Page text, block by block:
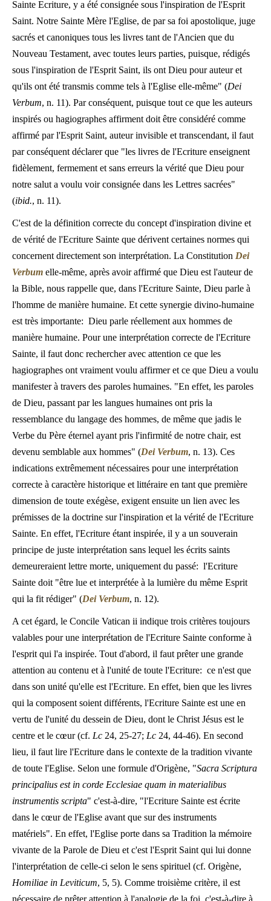
Sainte Ecriture, y a été consignée sous l'inspiration de l'Esprit
Saint. Notre Sainte Mère l'Eglise, de par sa foi apostolique, juge
sacrés et canoniques tous les livres tant de l'Ancien que du
Nouveau Testament, avec toutes leurs parties, puisque, rédigés
sous l'inspiration de l'Esprit Saint, ils ont Dieu pour auteur et
qu'ils ont été transmis comme tels à l'Eglise elle-même" (Dei
Verbum, n. 11). Par conséquent, puisque tout ce que les auteurs
inspirés ou hagiographes affirment doit être considéré comme
affirmé par l'Esprit Saint, auteur invisible et transcendant, il faut
par conséquent déclarer que "les livres de l'Ecriture enseignent
fidèlement, fermement et sans erreurs la vérité que Dieu pour
notre salut a voulu voir consignée dans les Lettres sacrées"
(ibid., n. 11).
C'est de la définition correcte du concept d'inspiration divine et
de vérité de l'Ecriture Sainte que dérivent certaines normes qui
concernent directement son interprétation. La Constitution Dei
Verbum elle-même, après avoir affirmé que Dieu est l'auteur de
la Bible, nous rappelle que, dans l'Ecriture Sainte, Dieu parle à
l'homme de manière humaine. Et cette synergie divino-humaine
est très importante: Dieu parle réellement aux hommes de
manière humaine. Pour une interprétation correcte de l'Ecriture
Sainte, il faut donc rechercher avec attention ce que les
hagiographes ont vraiment voulu affirmer et ce que Dieu a voulu
manifester à travers des paroles humaines. "En effet, les paroles
de Dieu, passant par les langues humaines ont pris la
ressemblance du langage des hommes, de même que jadis le
Verbe du Père éternel ayant pris l'infirmité de notre chair, est
devenu semblable aux hommes" (Dei Verbum, n. 13). Ces
indications extrêmement nécessaires pour une interprétation
correcte à caractère historique et littéraire en tant que première
dimension de toute exégèse, exigent ensuite un lien avec les
prémisses de la doctrine sur l'inspiration et la vérité de l'Ecriture
Sainte. En effet, l'Ecriture étant inspirée, il y a un souverain
principe de juste interprétation sans lequel les écrits saints
demeureraient lettre morte, uniquement du passé: l'Ecriture
Sainte doit "être lue et interprétée à la lumière du même Esprit
qui la fit rédiger" (Dei Verbum, n. 12).
A cet égard, le Concile Vatican ii indique trois critères toujours
valables pour une interprétation de l'Ecriture Sainte conforme à
l'esprit qui l'a inspirée. Tout d'abord, il faut prêter une grande
attention au contenu et à l'unité de toute l'Ecriture: ce n'est que
dans son unité qu'elle est l'Ecriture. En effet, bien que les livres
qui la composent soient différents, l'Ecriture Sainte est une en
vertu de l'unité du dessein de Dieu, dont le Christ Jésus est le
centre et le cœur (cf. Lc 24, 25-27; Lc 24, 44-46). En second
lieu, il faut lire l'Ecriture dans le contexte de la tradition vivante
de toute l'Eglise. Selon une formule d'Origène, "Sacra Scriptura
principalius est in corde Ecclesiae quam in materialibus
instrumentis scripta" c'est-à-dire, "l'Ecriture Sainte est écrite
dans le cœur de l'Eglise avant que sur des instruments
matériels". En effet, l'Eglise porte dans sa Tradition la mémoire
vivante de la Parole de Dieu et c'est l'Esprit Saint qui lui donne
l'interprétation de celle-ci selon le sens spirituel (cf. Origène,
Homiliae in Leviticum, 5, 5). Comme troisième critère, il est
nécessaire de prêter attention à l'analogie de la foi, c'est-à-dire à